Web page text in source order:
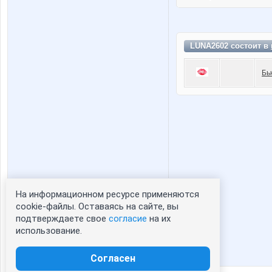
Статистика портрета:
сейчас просматривают портрет - 0
зарегистрированные пользователи
LUNA2602 состоит в
На информационном ресурсе применяются
cookie-файлы. Оставаясь на сайте, вы
подтверждаете свое согласие на их
использование.
Согласен